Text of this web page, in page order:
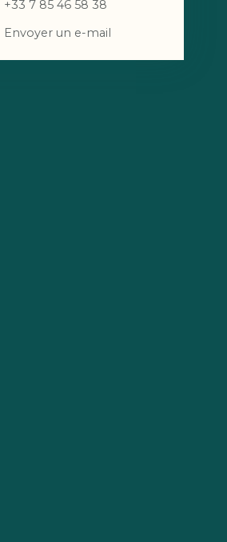
+33 7 85 46 58 38
Envoyer un e-mail